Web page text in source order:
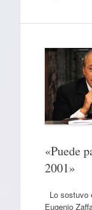
«Puede
2001»
Lo sostuvo
Eugenio